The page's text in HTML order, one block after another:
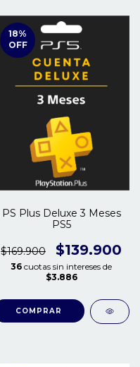
18%
OFF
PS Plus Deluxe 3 Meses
PS5
$169.900 $139.900
36 cuotas sin intereses de
$3.886